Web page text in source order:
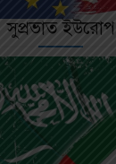
বিস্তারিত পড়ুন
সুপ্রভাত ইউরোপ